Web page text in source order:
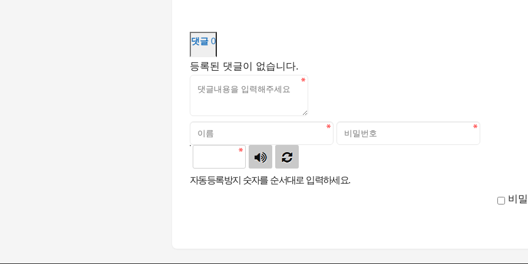
댓글 0
등록된 댓글이 없습니다.
자동등록방지 숫자를 순서대로 입력하세요.
비